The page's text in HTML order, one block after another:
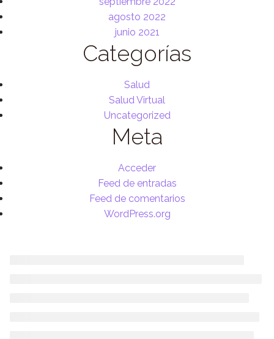
agosto 2022
junio 2021
Categorías
Salud
Salud Virtual
Uncategorized
Meta
Acceder
Feed de entradas
Feed de comentarios
WordPress.org